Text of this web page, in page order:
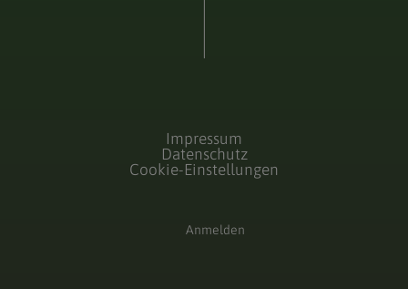
Impressum
Datenschutz
Cookie-Einstellungen
Anmelden